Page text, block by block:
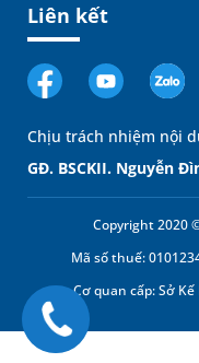
Liên kết
Chịu trách nhiệm nội
GĐ. BSCKII. Nguyễn
Copyright 2020
Mã số thuế:
Cơ quan cấp: Sở